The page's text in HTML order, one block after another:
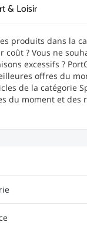
& Loisir
produits dans la
coût ? Vous ne
excessifs ?
offres du
de la catégorie
du moment et des